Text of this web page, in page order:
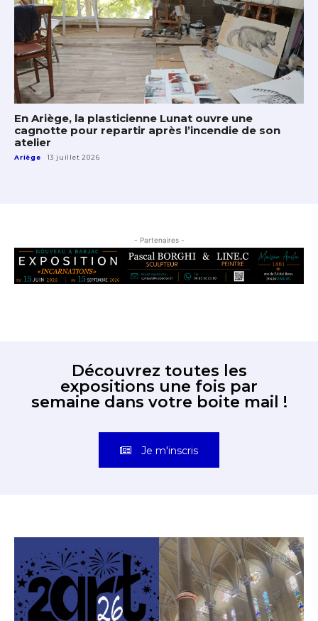
En Ariège, la plasticienne Lunat ouvre une
cagnotte pour repartir après l’incendie de son
atelier
Ariège 13 juillet 2026
- Partenaires -
Découvrez toutes les
expositions une fois par
semaine dans votre boite mail !
Je m'inscris